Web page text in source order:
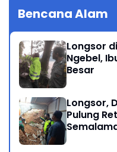
Bencana Alam
Longsor
Ngebel,
Besar
Longsor,
Pulung